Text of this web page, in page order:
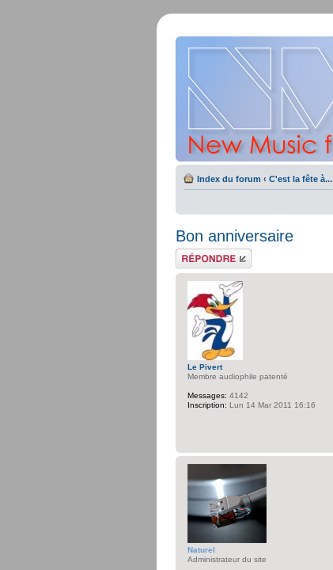
Index du forum ‹ C'est la fête à...
Bon anniversaire
Répondre
Le Pivert
Membre audiophile patenté
Messages: 4142
Inscription: Lun 14 Mar 2011 16:16
Naturel
Administrateur du site